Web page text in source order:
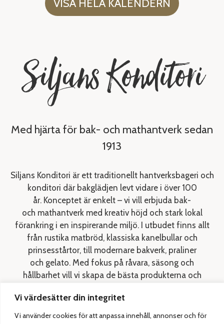
Vi värdesätter din integritet
Vi använder cookies för att anpassa innehåll, annonser och för
VISA HELA KALENDERN
Siljans Konditori
Med hjärta för bak- och mathantverk sedan
1913
Siljans Konditori är ett traditionellt hantverksbageri och
konditori där bakglädjen levt vidare i över 100
år. Konceptet är enkelt – vi vill erbjuda bak-
och mathantverk med kreativ höjd och stark lokal
förankring i en inspirerande miljö. I utbudet finns allt
från rustika matbröd, klassiska kanelbullar och
prinsesstårtor, till modernare bakverk, praliner
och gelato. Med fokus på råvara, säsong och
hållbarhet vill vi skapa de bästa produkterna och
torget, tidigare Fricks Konditori.